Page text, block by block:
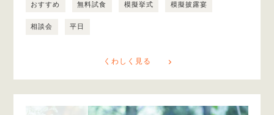
おすすめ 無料試食 模擬挙式 模擬披露宴
相談会 平日
くわしく見る